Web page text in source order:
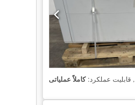
, قابلیت عملکرد:کاملاً عملیاتی